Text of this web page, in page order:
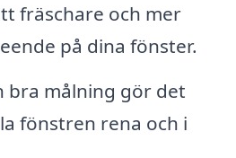
fräschare och mer
på dina fönster.
bra målning gör det
fönstren rena och i